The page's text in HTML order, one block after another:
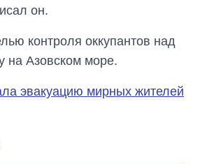
он.
контроля оккупантов над
на Азовском море.
эвакуацию мирных жителей